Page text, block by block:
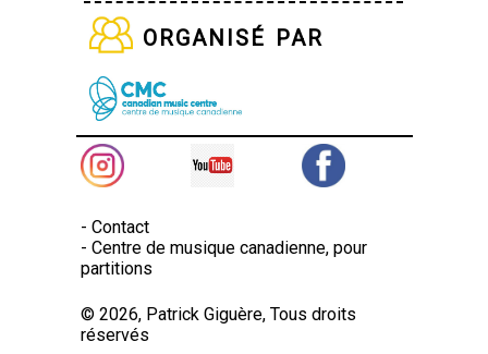
organisé par
- Contact
- Centre de musique canadienne, pour
partitions
© 2026, Patrick Giguère, Tous droits
réservés